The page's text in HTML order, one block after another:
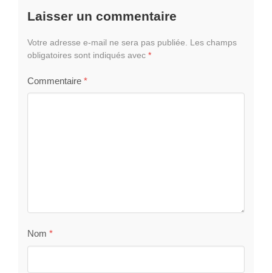
Laisser un commentaire
Votre adresse e-mail ne sera pas publiée.
Les champs
obligatoires sont indiqués avec *
Commentaire *
Nom *